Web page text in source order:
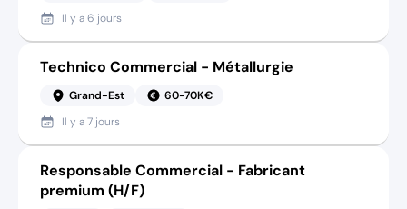
Il y a6 jours
Technico Commercial - Métallurgie
Grand-Est
60-70K€
Il y a7 jours
Responsable Commercial - Fabricant
premium (H/F)